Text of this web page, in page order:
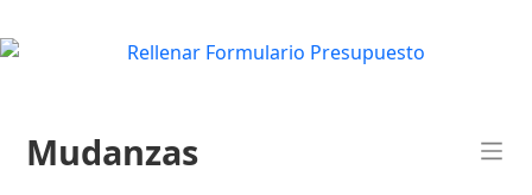
Mudanzas